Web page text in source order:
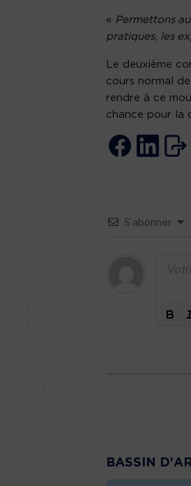
« Permettons
pratiques, les
Le deuxième
cours normal
rendre à ce
chance pour la
S’abonner
BASSIN